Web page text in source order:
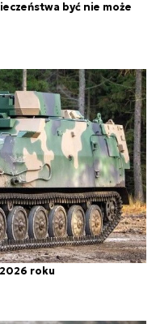
być nie może
roku